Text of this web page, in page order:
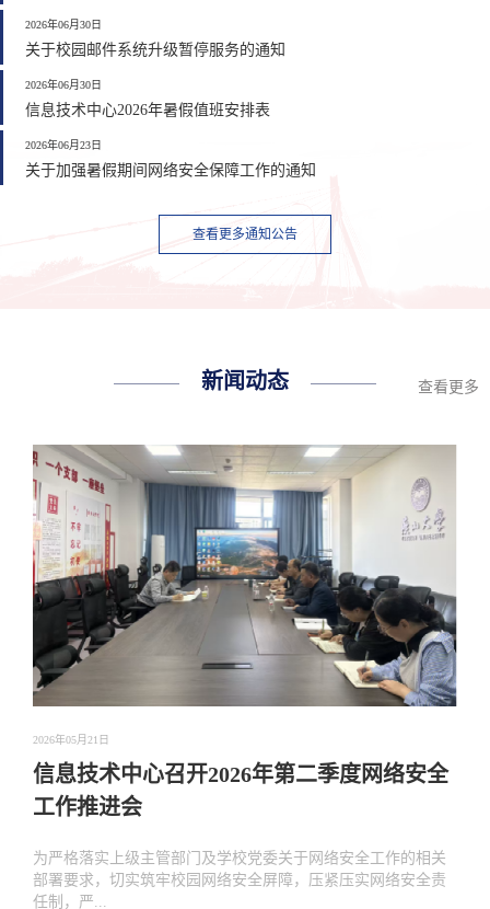
2026年06月30日
关于校园邮件系统升级暂停服务的通知
2026年06月30日
信息技术中心2026年暑假值班安排表
2026年06月23日
关于加强暑假期间网络安全保障工作的通知
查看更多通知公告
新闻动态 查看更多
2026年05月21日
信息技术中心召开2026年第二季度网络安全
工作推进会
为严格落实上级主管部门及学校党委关于网络安全工作的相关
部署要求，切实筑牢校园网络安全屏障，压紧压实网络安全责
任制，严...